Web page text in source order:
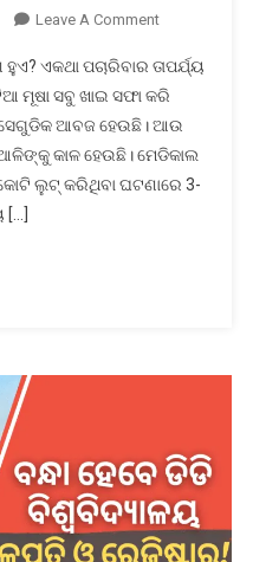
Leave A CommentOn
ଯୋଜନା,
ମାଳମାଳ
ଉନ୍ନତି,
ହେଲେ
ଭୁଶୁଡ଼ି
ଏକଥା ପଚାରିବାର ତାପର୍ଯ୍ୟ
ମୂଷା ସବୁ ଖାଇ ସଫା କରି
ସେଗୁଡିକ ଆବଜ ହେଉଛି। ଆଉ
କାଳ ହେଉଛି। ମେଡିକାଲ
ଲୁଟ୍ କରିଥିବା ଘଟଣାରେ 3-
[…]